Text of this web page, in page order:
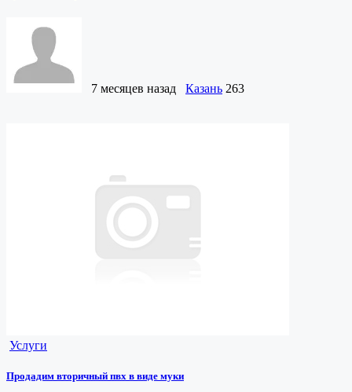
7 месяцев назад Казань 263
Услуги
Продадим вторичный пвх в виде муки